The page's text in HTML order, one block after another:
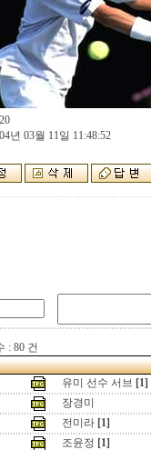
년 03월 11일 11:48:52
: 80 건
유미 선수 서브 [1]
장경미
전미라 [1]
조윤정 [1]